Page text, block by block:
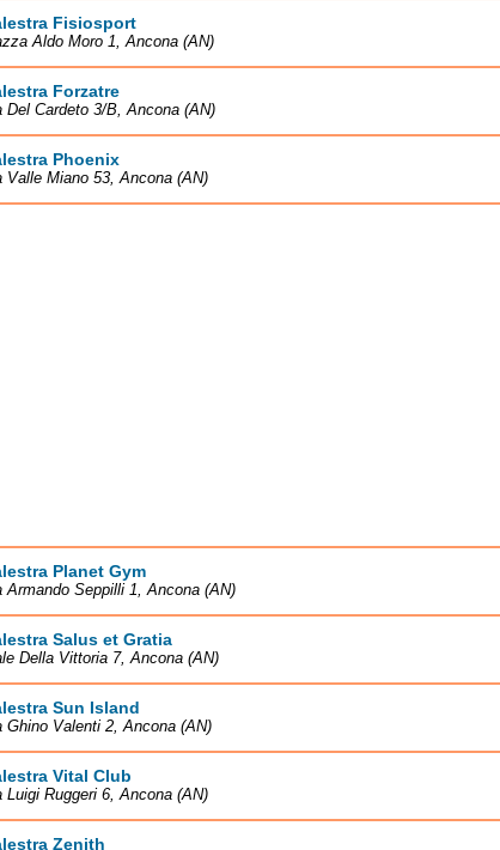
Fisiosport
Aldo Moro 1, Ancona (AN)
Forzatre
Del Cardeto 3/B, Ancona (AN)
Phoenix
Valle Miano 53, Ancona (AN)
Planet Gym
Armando Seppilli 1, Ancona (AN)
Salus et Gratia
Della Vittoria 7, Ancona (AN)
Sun Island
Ghino Valenti 2, Ancona (AN)
Vital Club
Luigi Ruggeri 6, Ancona (AN)
Zenith